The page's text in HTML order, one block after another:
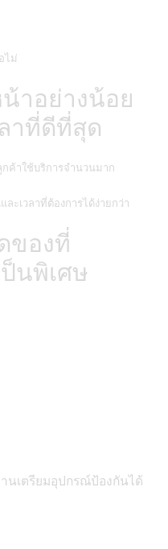
ไม่
าอย่างน้อย
าที่ดีที่สุด
ค้าใช้บริการจำนวนมาก
ะเวลาที่ต้องการได้ง่ายกว่า
ของที่
นพิเศษ
นเตรียมอุปกรณ์ป้องกันได้